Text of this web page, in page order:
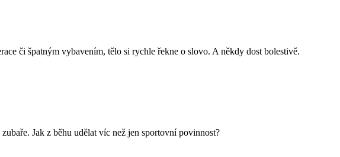
či špatným vybavením, tělo si rychle řekne o slovo. A někdy dost bolestivě.
Jak z běhu udělat víc než jen sportovní povinnost?